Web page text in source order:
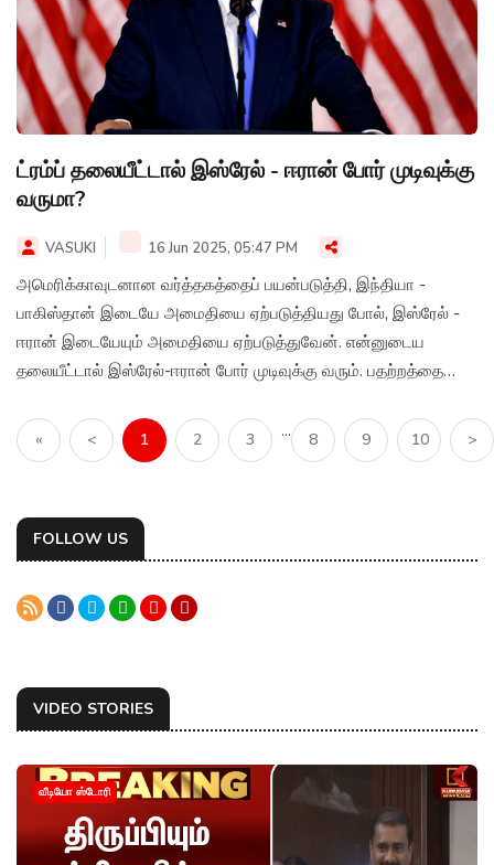
ட்ரம்ப் தலையீட்டால் இஸ்ரேல் - ஈரான் போர் முடிவுக்கு
வருமா?
VASUKI 16 Jun 2025, 05:47 PM
அமெரிக்காவுடனான வர்த்தகத்தைப் பயன்படுத்தி, இந்தியா -
பாகிஸ்தான் இடையே அமைதியை ஏற்படுத்தியது போல், இஸ்ரேல் -
ஈரான் இடையேயும் அமைதியை ஏற்படுத்துவேன். என்னுடைய
தலையீட்டால் இஸ்ரேல்-ஈரான் போர் முடிவுக்கு வரும். பதற்றத்தை
சமூக வலைதள பக்கத்தில் அமெரிக்க அதிபர் ட்ரம்ப் பதிவிட்டுள்ளார்.
« < 1 2 3 ... 8 9 10 >
FOLLOW US
VIDEO STORIES
வீடியோ ஸ்டோரி